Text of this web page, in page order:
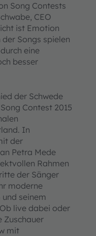
Song Contests
CEO
ist Emotion
Songs spielen
eine
besser
der Schwede
Contest 2015
In
der
Petra Mede
Rahmen
der Sänger
moderne
seinem
live dabei oder
Zuschauer
mit